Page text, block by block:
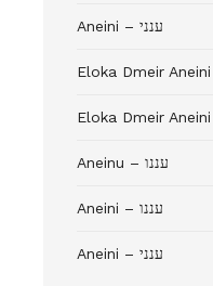
Aneini – ענני
Aneinu – עננו
Aneini – עננו
Aneini – ענני